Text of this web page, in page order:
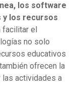
los software
y los recursos
el
no solo
educativos
ofrecen la
actividades a